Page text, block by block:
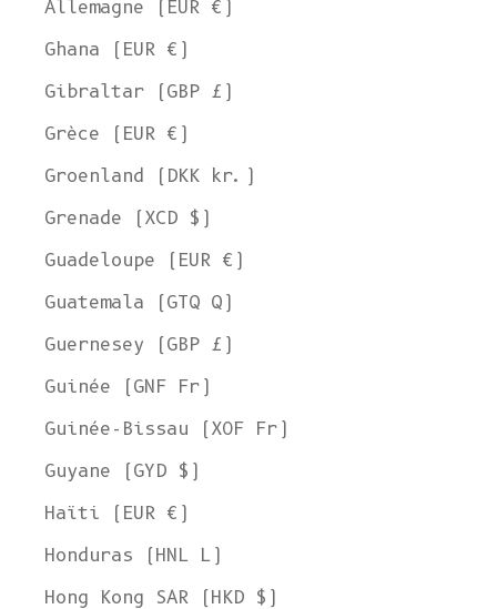
Allemagne (EUR €)
Ghana (EUR €)
Gibraltar (GBP £)
Grèce (EUR €)
Groenland (DKK kr.)
Grenade (XCD $)
Guadeloupe (EUR €)
Guatemala (GTQ Q)
Guernesey (GBP £)
Guinée (GNF Fr)
Guinée-Bissau (XOF Fr)
Guyane (GYD $)
Haïti (EUR €)
Honduras (HNL L)
Hong Kong SAR (HKD $)